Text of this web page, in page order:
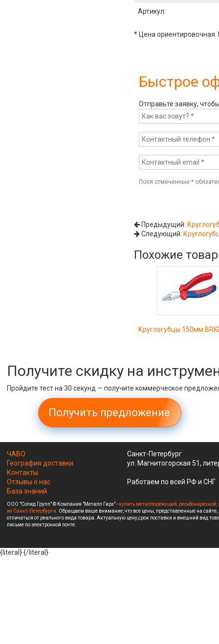
Артикул:
* Цена ориентировочная.
Быстрое
Отправьте заявку,
Поля отмеченные*
Предыдущий:
Следующий:
Похожие
Круглогубцы 150мм
Получите скидку на
Пройдите тест на 30 секунд — получите коммерческое
Получить предложение
ЧАВО
География доставки
Контакты
Отзывы о нас
База знаний
Санкт-Петербург
ул. Магнитогорская 51,
Работаем по всей РФ и СНГ
ООО "Солид Групп" © Компания "Металл Гирз" - купить металлорежущий,
из Санкт-Петербурга. Обращаем ваше внимание, что все цены, представленные на
отличаться от реального вида товара. Актуальную цену,срок поставки и внешний вид
письме по электронной почте.
{literal}{/literal}